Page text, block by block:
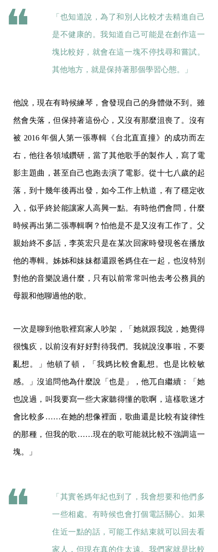
「也知道說，為了和別人比較才去精進自己
是不健康的。我知道自己可能是在創作這一
塊比較好，就會在這一塊不停找尋和嘗試。
其他地方，就是保持著那個學習心態。」
他說，現在有時候練琴，會發現自己的身體做不到。雖
然會失落，但保持著這份心，又沒有那麼沮喪了。沒有
被 2016 年個人第一張專輯《台北直直撞》的成功而左
右，他往各領域鑽研，當了其他歌手的製作人，寫了電
影主題曲，甚至自己也跑去演了電影。從十七八歲的起
落，到十幾年後再出發，如今工作上軌道，有了穩定收
入，似乎終於能讓家人高興一點。有時他們會問，什麼
時候再出第二張專輯啊？怕他是不是又沒有工作了。父
親始終不多話，李英宏只是在某次回家時發現爸在播放
他的專輯。姊姊和妹妹都還跟爸媽住在一起，也沒特別
對他的音樂說過什麼，只有以前常常叫他去考公務員的
母親和他聊過他的歌。
一次是聊到他歌裡寫家人吵架，「她就跟我說，她覺得
很愧疚，以前沒有好好對待我們。我就說沒事啦，不要
亂想。」他頓了頓，「我媽比較會亂想。也是比較敏
感。」沒追問他為什麼說「也是」，他兀自繼續：「她
也說過，叫我要寫一些大家聽得懂的歌啊，這樣歌迷才
會比較多……在她的想像裡面，歌曲還是比較有旋律性
的那種，但我的歌……現在的歌可能就比較不強調這一
塊。」
「其實爸媽年紀也到了，我會想要和他們多
一些相處。有時候也會打個電話關心。如果
住近一點的話，可能工作結束就可以回去看
家人，但現在真的住太遠。我們家就是比較